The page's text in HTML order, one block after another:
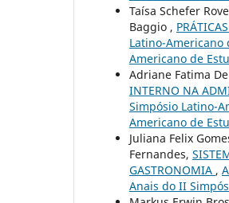
Taísa Schefer
Baggio ,
Latino-Americano
Americano de
Adriane Fatima
INTERNO NA
Simpósio Latino-
Americano de
Juliana Felix
Fernandes,
GASTRONOMIA ,
Anais do II